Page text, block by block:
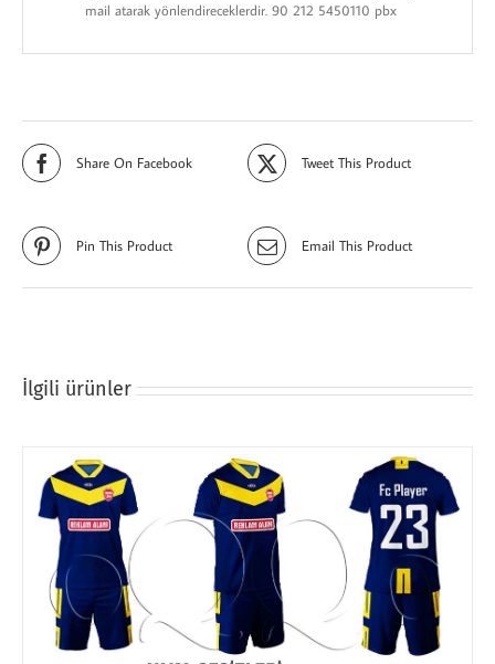
mail atarak yönlendireceklerdir. 90 212 5450110 pbx
Share On Facebook Tweet This Product
Pin This Product Email This Product
İlgili ürünler